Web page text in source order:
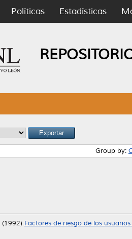
Políticas Estadísticas
Group by:
(1992) Factores de riesgo de los